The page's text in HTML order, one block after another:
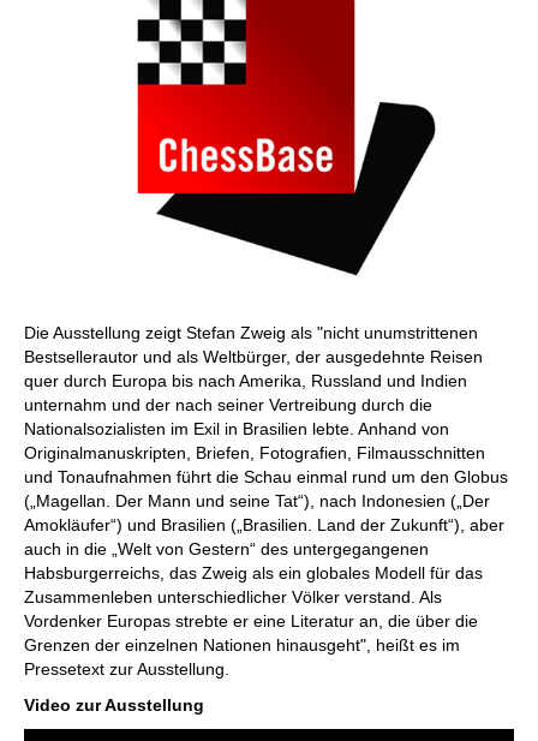
Die Ausstellung zeigt Stefan Zweig als "nicht unumstrittenen
Bestsellerautor und als Weltbürger, der ausgedehnte Reisen
quer durch Europa bis nach Amerika, Russland und Indien
unternahm und der nach seiner Vertreibung durch die
Nationalsozialisten im Exil in Brasilien lebte. Anhand von
Originalmanuskripten, Briefen, Fotografien, Filmausschnitten
und Tonaufnahmen führt die Schau einmal rund um den Globus
(„Magellan. Der Mann und seine Tat“), nach Indonesien („Der
Amokläufer“) und Brasilien („Brasilien. Land der Zukunft“), aber
auch in die „Welt von Gestern“ des untergegangenen
Habsburgerreichs, das Zweig als ein globales Modell für das
Zusammenleben unterschiedlicher Völker verstand. Als
Vordenker Europas strebte er eine Literatur an, die über die
Grenzen der einzelnen Nationen hinausgeht", heißt es im
Pressetext zur Ausstellung.
Video zur Ausstellung